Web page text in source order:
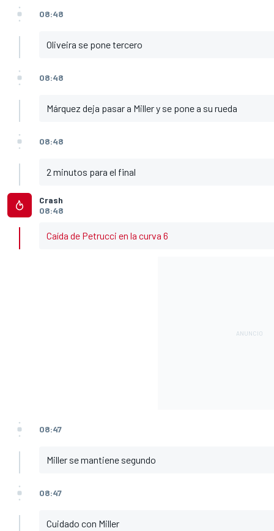
08:48
Oliveira se pone tercero
08:48
Márquez deja pasar a Miller y se pone a su rueda
08:48
2 minutos para el final
Crash
08:48
Caída de Petrucci en la curva 6
08:47
Miller se mantiene segundo
08:47
Cuidado con Miller